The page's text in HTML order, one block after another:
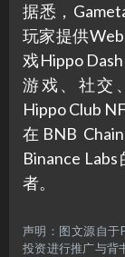
据悉，
玩家提供
戏Hippo
游戏、社交
Hippo Club
在BNB
Binance
者。
声明：图文源自于
投资进行推广与背